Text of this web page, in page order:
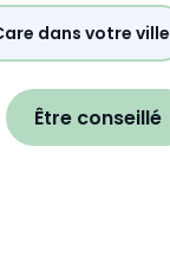
dans votre ville
Être conseillé